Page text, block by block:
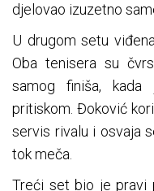
djelovao izuzetno
U drugom setu
Oba tenisera su
samog finiša, kada
pritiskom. Đoković
servis rivalu i osvaja
tok meča.
Treći set bio je pravi